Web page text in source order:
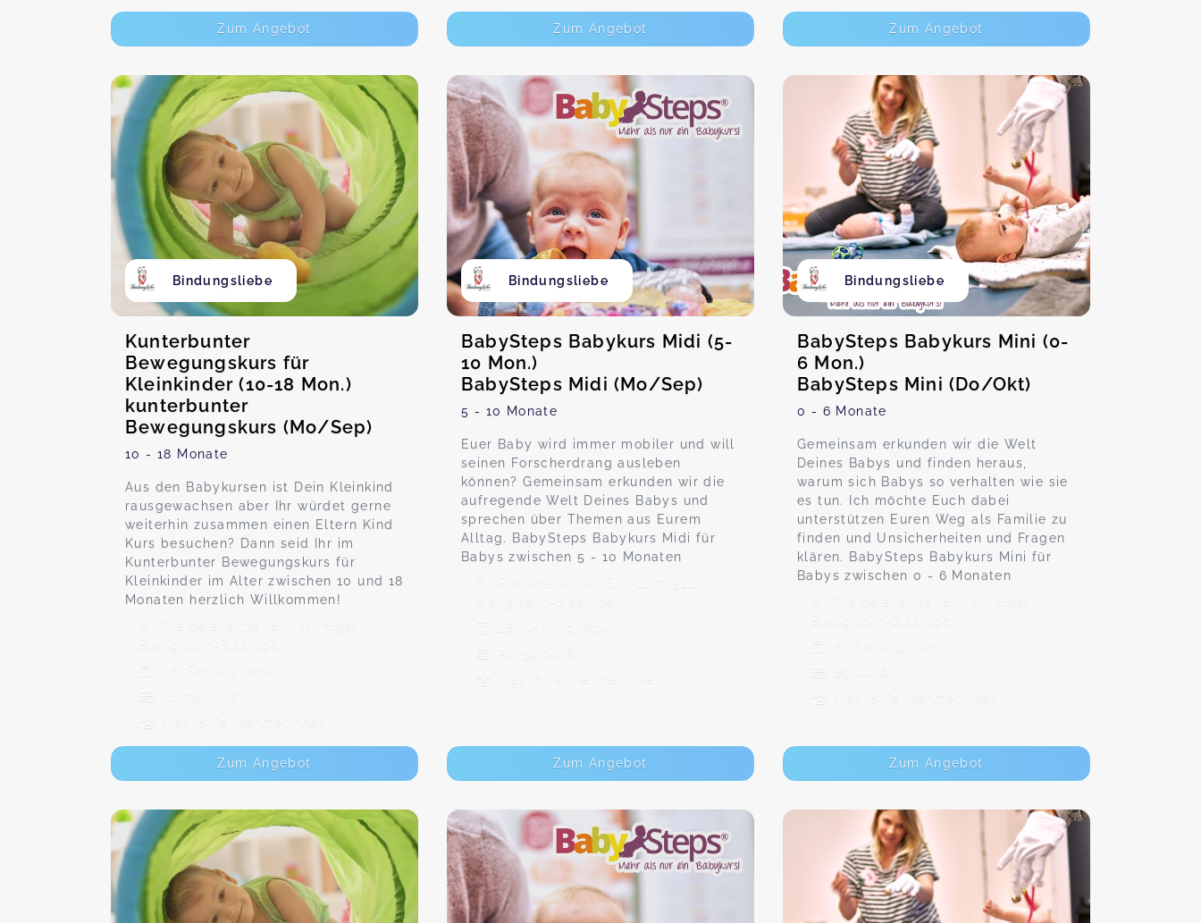
Zum Angebot Zum Angebot Zum Angebot
Bindungsliebe
Kunterbunter
Bewegungskurs für
Kleinkinder (10-18 Mon.)
kunterbunter
Bewegungskurs (Mo/Sep)
10 - 18 Monate
Aus den Babykursen ist Dein Kleinkind
rausgewachsen aber Ihr würdet gerne
weiterhin zusammen einen Eltern Kind
Kurs besuchen? Dann seid Ihr im
Kunterbunter Bewegungskurs für
Kleinkinder im Alter zwischen 10 und 18
Monaten herzlich Willkommen!
Pleidelsheimer Str. 11, 74321
Bietigheim-Bissingen
28. Sep - 9. Nov
Ab 79,00 €
Max. 8 TeilnehmerInnen
Zum Angebot
Bindungsliebe
BabySteps Babykurs Midi (5-
10 Mon.)
BabySteps Midi (Mo/Sep)
5 - 10 Monate
Euer Baby wird immer mobiler und will
seinen Forscherdrang ausleben
können? Gemeinsam erkunden wir die
aufregende Welt Deines Babys und
sprechen über Themen aus Eurem
Alltag. BabySteps Babykurs Midi für
Babys zwischen 5 - 10 Monaten
Pleidelsheimer Str. 11, 74321
Bietigheim-Bissingen
28. Sep - 9. Nov
Ab 39,00 €
Max. 8 TeilnehmerInnen
Zum Angebot
Bindungsliebe
BabySteps Babykurs Mini (0-
6 Mon.)
BabySteps Mini (Do/Okt)
0 - 6 Monate
Gemeinsam erkunden wir die Welt
Deines Babys und finden heraus,
warum sich Babys so verhalten wie sie
es tun. Ich möchte Euch dabei
unterstützen Euren Weg als Familie zu
finden und Unsicherheiten und Fragen
klären. BabySteps Babykurs Mini für
Babys zwischen 0 - 6 Monaten
Pleidelsheimer Str. 11, 74321
Bietigheim-Bissingen
8. Okt - 19. Nov
89,00 €
Max. 8 TeilnehmerInnen
Zum Angebot